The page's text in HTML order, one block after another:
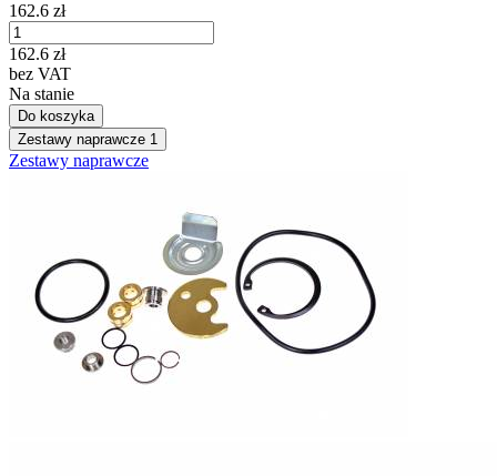
162.6 zł
162.6 zł
bez VAT
Na stanie
Do koszyka
Zestawy naprawcze 1
Zestawy naprawcze